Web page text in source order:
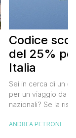
Codice
del 25%
Italia
Sei in cerca di un
per un viaggio da
nazionali? Se la
Alitalia per l’Italia.
ANDREA PETRONI